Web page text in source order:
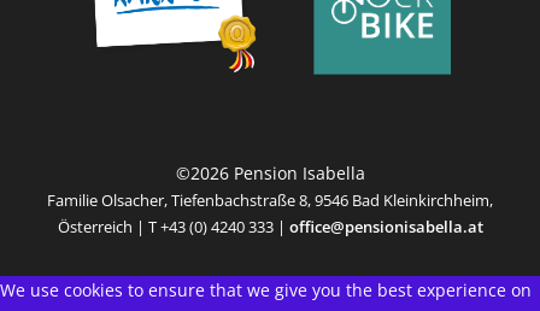
©2026 Pension Isabella
Familie Olsacher, Tiefenbachstraße 8, 9546 Bad Kleinkirchheim,
Österreich | T +43 (0) 4240 333 | office@pensionisabella.at
We use cookies to ensure that we give you the best experience on